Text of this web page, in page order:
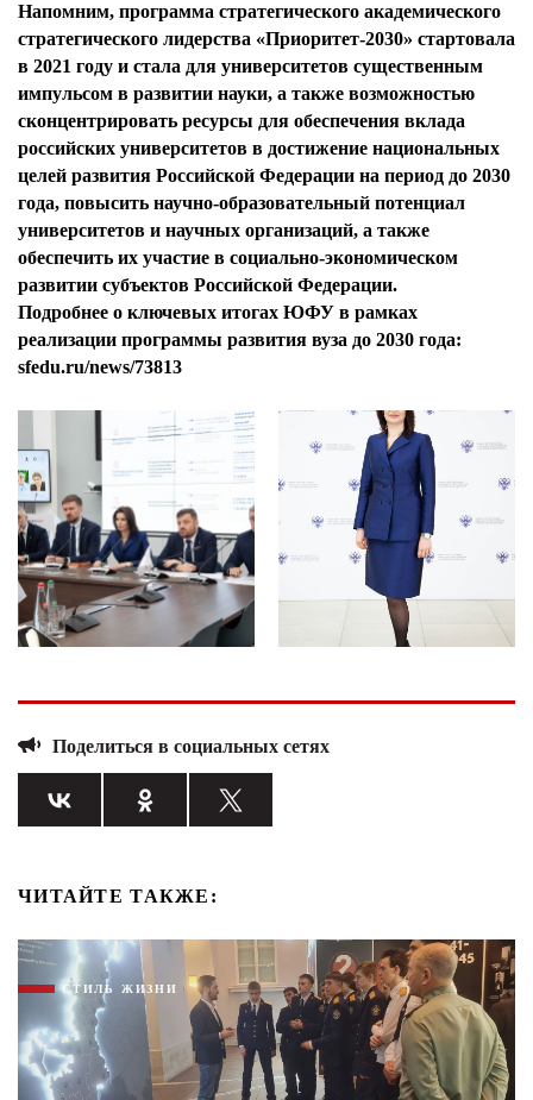
Напомним, программа стратегического академического
стратегического лидерства «Приоритет-2030» стартовала
в 2021 году и стала для университетов существенным
импульсом в развитии науки, а также возможностью
сконцентрировать ресурсы для обеспечения вклада
российских университетов в достижение национальных
целей развития Российской Федерации на период до 2030
года, повысить научно-образовательный потенциал
университетов и научных организаций, а также
обеспечить их участие в социально-экономическом
развитии субъектов Российской Федерации.
Подробнее о ключевых итогах ЮФУ в рамках
реализации программы развития вуза до 2030 года:
sfedu.ru/news/73813
Поделиться в социальных сетях
ЧИТАЙТЕ ТАКЖЕ:
СТИЛЬ ЖИЗНИ